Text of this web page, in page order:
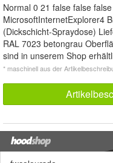
Normal 0 21 false false
MicrosoftInternetExplorer4
(Dickschicht-Spraydose)
RAL 7023 betongrau
sind in unserem Shop
* maschinell aus der